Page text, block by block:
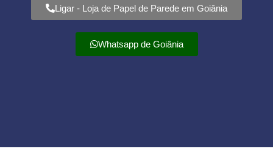
Ligar - Loja de Papel de Parede em Goiânia
Whatsapp de Goiânia